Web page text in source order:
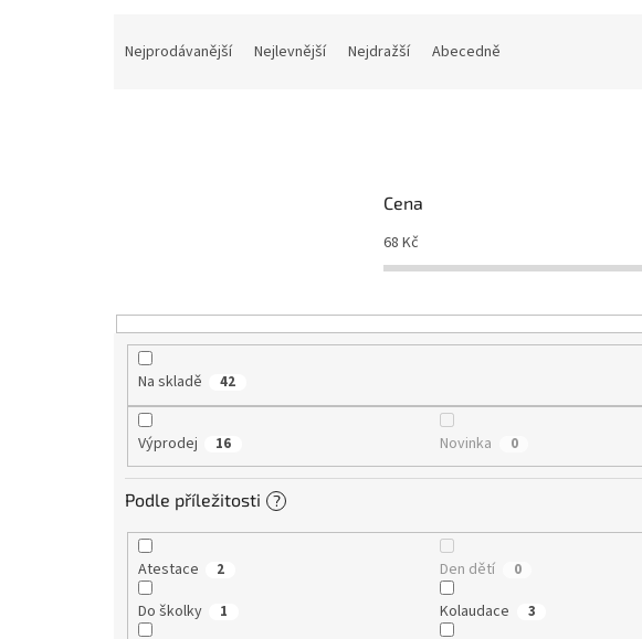
t
ů
Nejprodávanější Nejlevnější Nejdražší Abecedně
Cena
68 Kč
Na skladě 42
Výprodej 16 Novinka 0
Podle příležitosti ?
Atestace 2 Den dětí 0
Do školky 1 Kolaudace 3